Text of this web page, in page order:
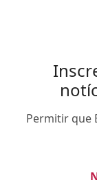
Permitir que
e se afastou
FALE CONOSCO